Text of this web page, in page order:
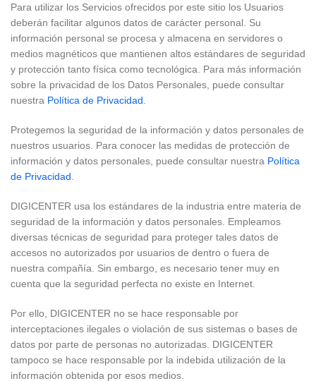
Para utilizar los Servicios ofrecidos por este sitio los Usuarios
deberán facilitar algunos datos de carácter personal. Su
información personal se procesa y almacena en servidores o
medios magnéticos que mantienen altos estándares de seguridad
y protección tanto física como tecnológica. Para más información
sobre la privacidad de los Datos Personales, puede consultar
nuestra Política de Privacidad
Protegemos la seguridad de la información y datos personales de
nuestros usuarios. Para conocer las medidas de protección de
información y datos personales, puede consultar nuestra Política
de Privacidad
DIGICENTER usa los estándares de la industria entre materia de
seguridad de la información y datos personales. Empleamos
diversas técnicas de seguridad para proteger tales datos de
accesos no autorizados por usuarios de dentro o fuera de
nuestra compañía. Sin embargo, es necesario tener muy en
cuenta que la seguridad perfecta no existe en Internet.
Por ello, DIGICENTER no se hace responsable por
interceptaciones ilegales o violación de sus sistemas o bases de
datos por parte de personas no autorizadas. DIGICENTER
tampoco se hace responsable por la indebida utilización de la
información obtenida por esos medios.